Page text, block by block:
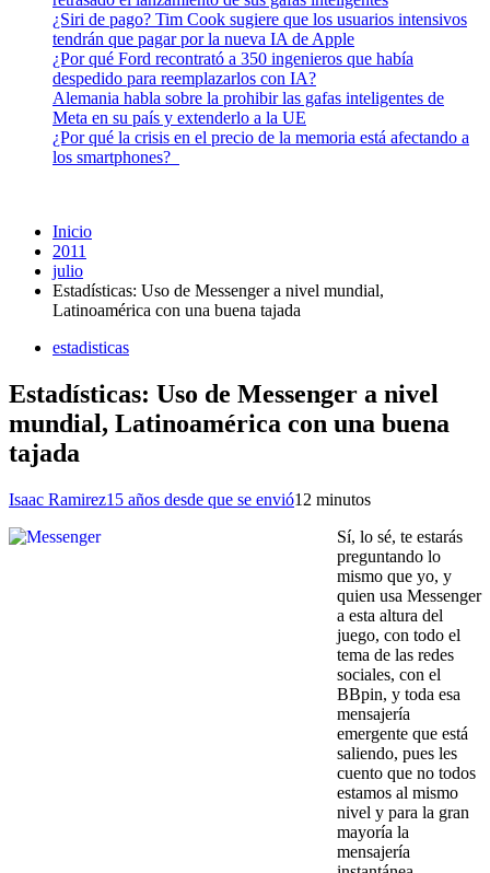
¿Siri de pago? Tim Cook sugiere que los usuarios intensivos
tendrán que pagar por la nueva IA de Apple
¿Por qué Ford recontrató a 350 ingenieros que había
despedido para reemplazarlos con IA?
Alemania habla sobre la prohibir las gafas inteligentes de
Meta en su país y extenderlo a la UE
¿Por qué la crisis en el precio de la memoria está afectando a
los smartphones?
Inicio
2011
julio
Estadísticas: Uso de Messenger a nivel mundial,
Latinoamérica con una buena tajada
estadisticas
Estadísticas: Uso de Messenger a nivel
mundial, Latinoamérica con una buena
tajada
Isaac Ramirez15 años desde que se envió1 2 minutos
Sí, lo sé, te estarás
preguntando lo
mismo que yo, y
quien usa Messenger
a esta altura del
juego, con todo el
tema de las redes
sociales, con el
BBpin, y toda esa
mensajería
emergente que está
saliendo, pues les
cuento que no todos
estamos al mismo
nivel y para la gran
mayoría la
mensajería